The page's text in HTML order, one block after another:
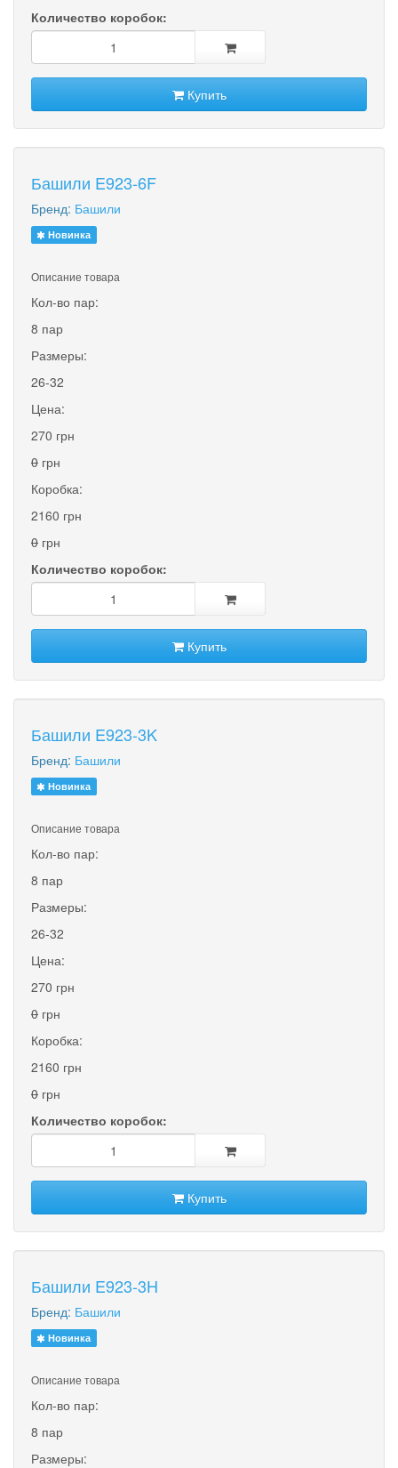
Количество коробок:
Купить
Башили E923-6F
Бренд: Башили
Новинка
Описание товара
Кол-во пар:
8 пар
Размеры:
26-32
Цена:
270 грн
0 грн
Коробка:
2160 грн
0 грн
Количество коробок:
Купить
Башили E923-3K
Бренд: Башили
Новинка
Описание товара
Кол-во пар:
8 пар
Размеры:
26-32
Цена:
270 грн
0 грн
Коробка:
2160 грн
0 грн
Количество коробок:
Купить
Башили E923-3H
Бренд: Башили
Новинка
Описание товара
Кол-во пар:
8 пар
Размеры: